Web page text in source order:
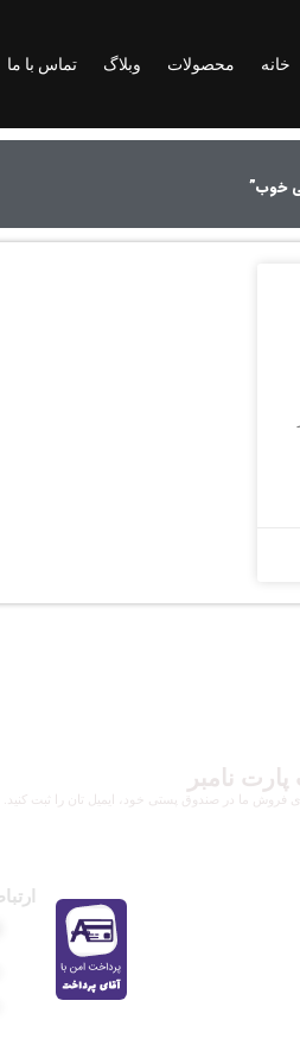
خانه محصولات وبلاگ تماس با ما
خوب”
نامبر
فروش ما در صندوق پستی خود، ایمیل تان را ثبت کنید.